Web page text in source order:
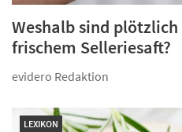
Weshalb sind
frischem Selleriesaft?
evidero Redaktion
LEXIKON